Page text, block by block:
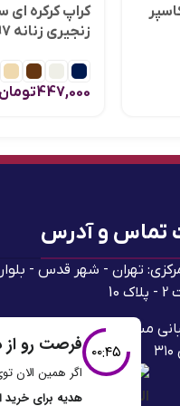
کراپ کرکره ای
زنجیری زنانه 1297
447,000تومان
تهران - شهر قدس -
10
تماس و آدرس